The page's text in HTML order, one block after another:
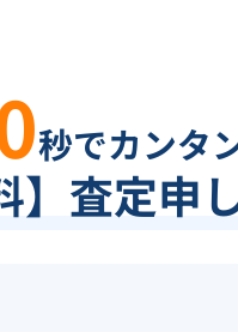
秒でカンタ
】査定申